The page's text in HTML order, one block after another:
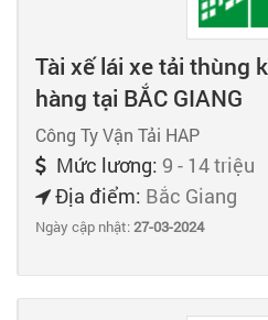
Tài xế lái xe tải thùng
hàng tại BẮC GIANG
Công Ty Vận Tải HAP
Mức lương: 9 - 14 triệu
Địa điểm: Bắc Giang
Ngày cập nhật:27-03-2024